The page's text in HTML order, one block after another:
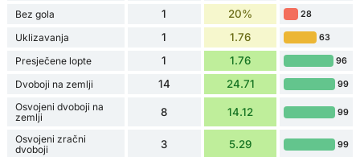
Bez gola 1 20% 28
Uklizavanja 1 1.76 63
Presječene lopte 1 1.76 96
Dvoboji na zemlji 14 24.71 99
Osvojeni dvoboji na
zemlji
8 14.12 99
Osvojeni zračni
dvoboji
3 5.29 99